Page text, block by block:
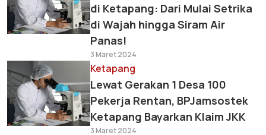
di Ketapang: Dari Mulai Setrika
di Wajah hingga Siram Air
Panas!
3 Maret 2024
Ketapang
Lewat Gerakan 1 Desa 100
Pekerja Rentan, BPJamsostek
Ketapang Bayarkan Klaim JKK
3 Maret 2024